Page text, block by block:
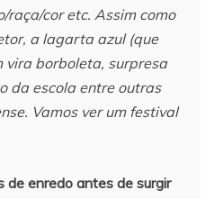
raça/cor etc. Assim como
a lagarta azul (que
vira borboleta, surpresa
da escola entre outras
Vamos ver um festival
de enredo antes de surgir